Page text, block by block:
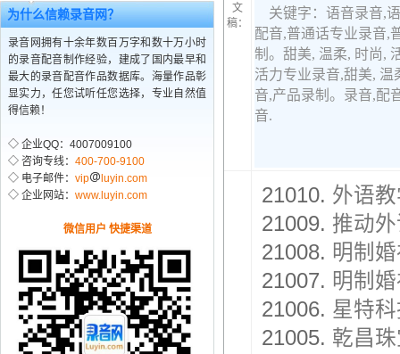
为什么信赖录音网？
录音网拥有十余年数百万字和数十万小时
的录音配音制作经验，建成了国内最早和
最大的录音配音作品数据库。海量作品彰
显实力，任您试听任您选择，专业自然值
得信赖！
◇ 企业QQ：4007009100
◇ 咨询专线： 400-700-9100
◇ 电子邮件： vip
luyin.com
◇ 企业网站： www.luyin.com
微信用户 快捷渠道
文
稿：
21010. 外语
21009. 推动
21008. 明制
21007. 明制
21006. 星特
21005. 乾昌